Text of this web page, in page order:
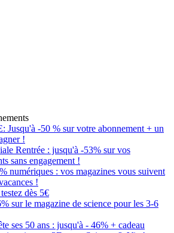
Jusqu'à -50 % sur votre abonnement + un
!
Rentrée : jusqu'à -53% sur vos
sans engagement !
numériques : vos magazines vous suivent
!
dès 5€
sur le magazine de science pour les 3-6
ses 50 ans : jusqu'à - 46% + cadeau